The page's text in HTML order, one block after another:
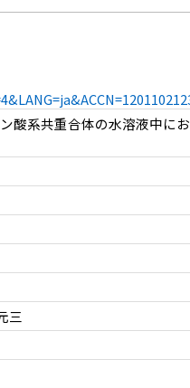
酸系共重合体の水溶液中にお
三